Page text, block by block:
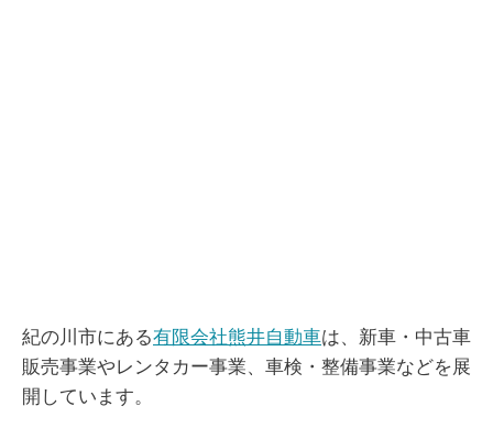
紀の川市にある有限会社熊井自動車は、新車・中古車
販売事業やレンタカー事業、車検・整備事業などを展
開しています。